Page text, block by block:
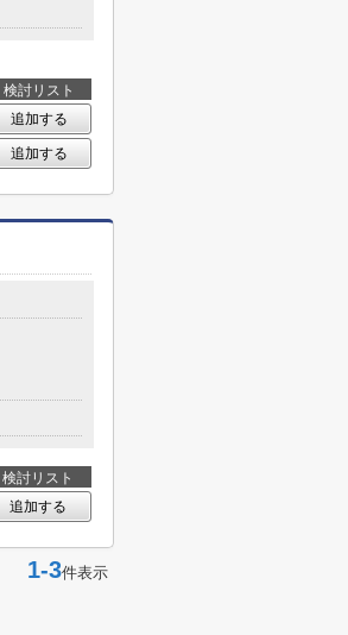
検討リスト
追加する
追加する
検討リスト
追加する
1-3件表示